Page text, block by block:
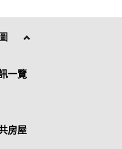
一覽
房屋